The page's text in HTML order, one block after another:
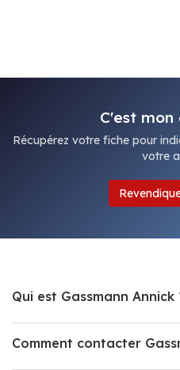
C'est
Récupérez votre fiche pour
votre
Qui est Gassmann Annick
Comment contacter